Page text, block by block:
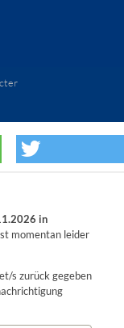
in
momentan leider
s zurück gegeben